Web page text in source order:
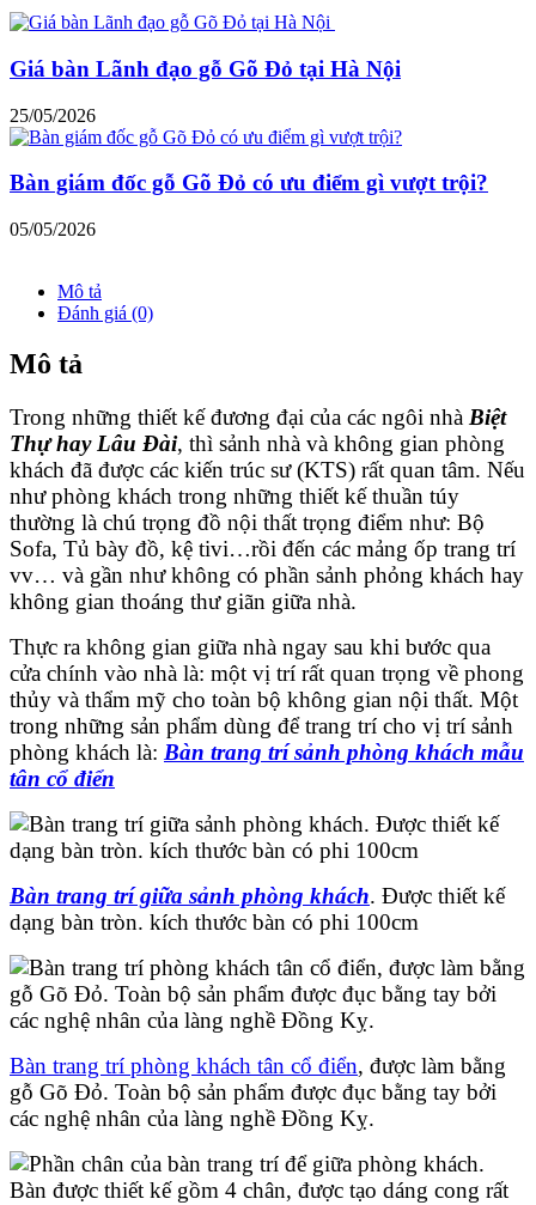
Giá bàn Lãnh đạo gỗ Gõ Đỏ tại Hà Nội
25/05/2026
Bàn giám đốc gỗ Gõ Đỏ có ưu điểm gì vượt trội?
05/05/2026
Mô tả
Đánh giá (0)
Mô tả
Trong những thiết kế đương đại của các ngôi nhà Biệt
Thự hay Lâu Đài, thì sảnh nhà và không gian phòng
khách đã được các kiến trúc sư (KTS) rất quan tâm. Nếu
như phòng khách trong những thiết kế thuần túy
thường là chú trọng đồ nội thất trọng điểm như: Bộ
Sofa, Tủ bày đồ, kệ tivi…rồi đến các mảng ốp trang trí
vv… và gần như không có phần sảnh phỏng khách hay
không gian thoáng thư giãn giữa nhà.
Thực ra không gian giữa nhà ngay sau khi bước qua
cửa chính vào nhà là: một vị trí rất quan trọng về phong
thủy và thẩm mỹ cho toàn bộ không gian nội thất. Một
trong những sản phẩm dùng để trang trí cho vị trí sảnh
phòng khách là: Bàn trang trí sảnh phòng khách mẫu
tân cổ điển
Bàn trang trí giữa sảnh phòng khách. Được thiết kế
dạng bàn tròn. kích thước bàn có phi 100cm
Bàn trang trí phòng khách tân cổ điển, được làm bằng
gỗ Gõ Đỏ. Toàn bộ sản phẩm được đục bằng tay bởi
các nghệ nhân của làng nghề Đồng Kỵ.